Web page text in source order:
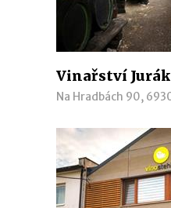
Vinařství Jurák
Na Hradbách 90,